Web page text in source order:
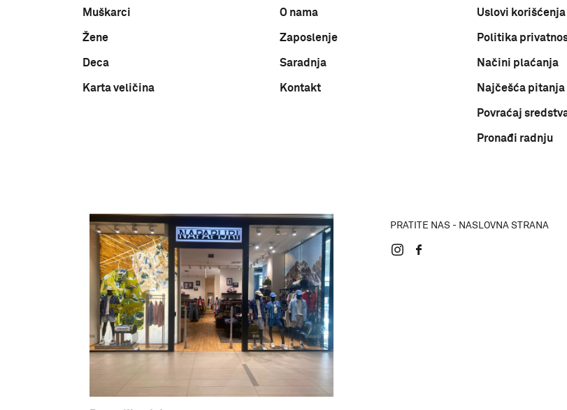
Muškarci
Žene
Deca
Karta veličina
O nama
Zaposlenje
Saradnja
Kontakt
Uslovi
Politika
Načini plaćanja
Najčešća pitanja
Povraćaj
Pronađi radnju
PRATITE NAS - NASLOVNA STRANA